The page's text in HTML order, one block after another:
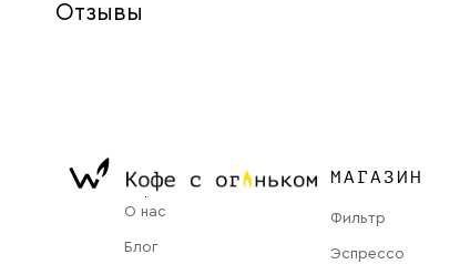
Отзывы
О нас
Блог
МАГАЗИН
Фильтр
Эспрессо